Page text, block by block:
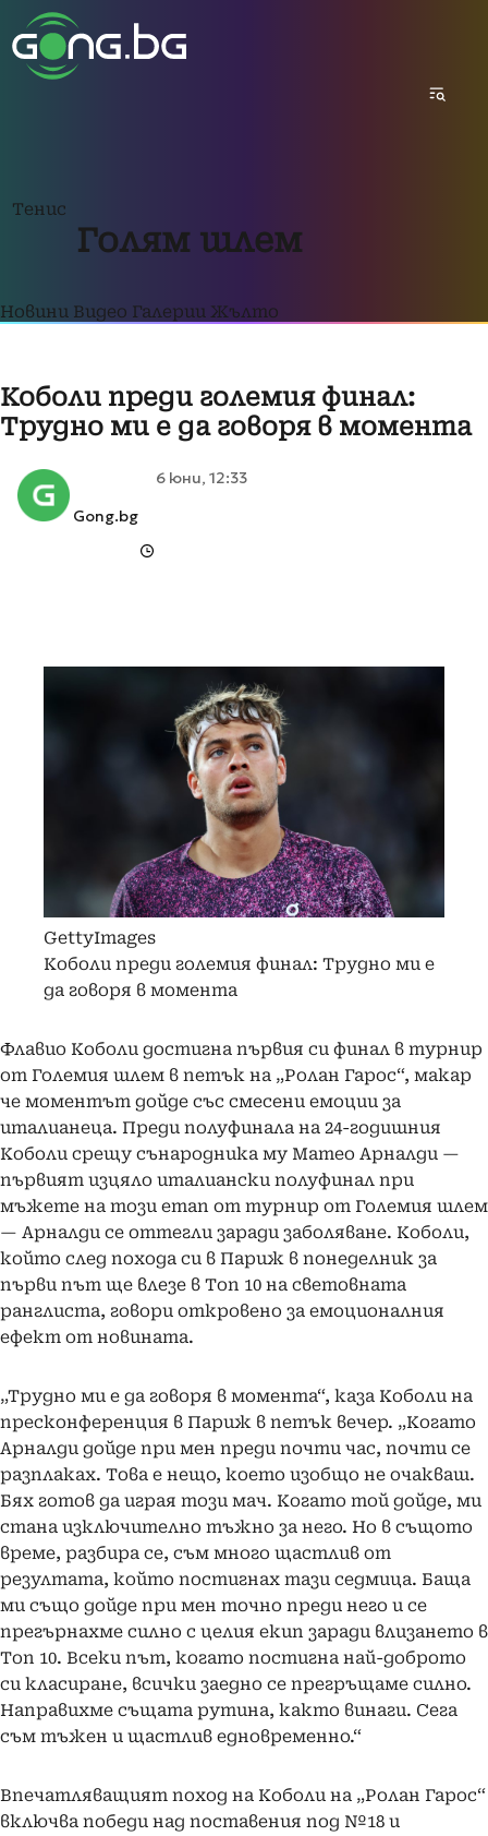
Тенис
Голям шлем
Новини Видео Галерии Жълто
Коболи преди големия финал:
Трудно ми е да говоря в момента
Gong.bg
6 юни, 12:33
GettyImages
Коболи преди големия финал: Трудно ми е
да говоря в момента
Флавио Коболи достигна първия си финал в турнир
от Големия шлем в петък на „Ролан Гарос“, макар
че моментът дойде със смесени емоции за
италианеца. Преди полуфинала на 24-годишния
Коболи срещу сънародника му Матео Арналди —
първият изцяло италиански полуфинал при
мъжете на този етап от турнир от Големия шлем
— Арналди се оттегли заради заболяване. Коболи,
който след похода си в Париж в понеделник за
първи път ще влезе в Топ 10 на световната
ранглиста, говори откровено за емоционалния
ефект от новината.
„Трудно ми е да говоря в момента“, каза Коболи на
пресконференция в Париж в петък вечер. „Когато
Арналди дойде при мен преди почти час, почти се
разплаках. Това е нещо, което изобщо не очакваш.
Бях готов да играя този мач. Когато той дойде, ми
стана изключително тъжно за него. Но в същото
време, разбира се, съм много щастлив от
резултата, който постигнах тази седмица. Баща
ми също дойде при мен точно преди него и се
прегърнахме силно с целия екип заради влизането в
Топ 10. Всеки път, когато постигна най-доброто
си класиране, всички заедно се прегръщаме силно.
Направихме същата рутина, както винаги. Сега
съм тъжен и щастлив едновременно.“
Впечатляващият поход на Коболи на „Ролан Гарос“
включва победи над поставения под №18 и